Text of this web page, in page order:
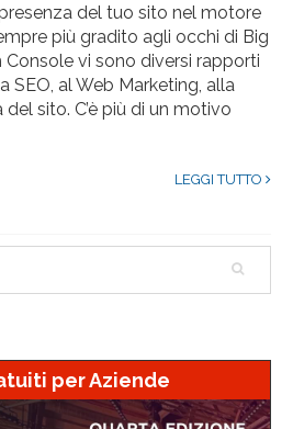
del tuo sito nel motore
più gradito agli occhi di Big
Console vi sono diversi rapporti
SEO, al Web Marketing, alla
sito. C’è più di un motivo
LEGGI TUTTO
per Aziende